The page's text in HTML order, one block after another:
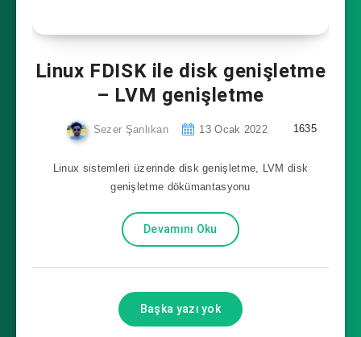
Linux FDISK ile disk genişletme
– LVM genişletme
Sezer Şanlıkan 13 Ocak 2022 1635
Linux sistemleri üzerinde disk genişletme, LVM disk
genişletme dökümantasyonu
Devamını Oku
Başka yazı yok